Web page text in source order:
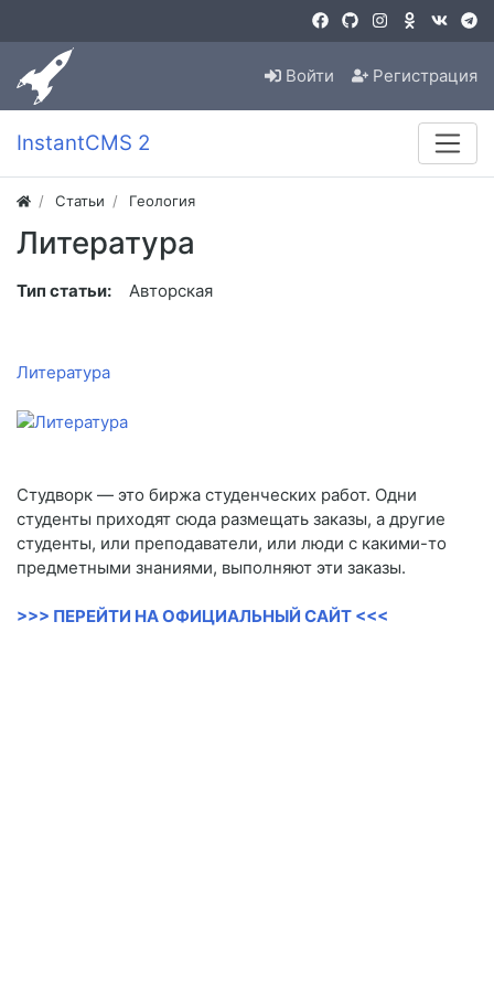
Войти Регистрация
InstantCMS 2
Статьи Геология
Литература
Тип статьи: Авторская
Литература
Студворк — это биржа студенческих работ. Одни
студенты приходят сюда размещать заказы, а другие
студенты, или преподаватели, или люди с какими-то
предметными знаниями, выполняют эти заказы.
>>> ПЕРЕЙТИ НА ОФИЦИАЛЬНЫЙ САЙТ <<<